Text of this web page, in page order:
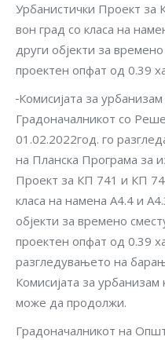
Урбанистички Проект
вон град со класа на
други објекти за
проектен опфат од 0.39
Комисијата за
Градоначалникот со
01.02.2022год. го
на Планска Програма за
Проект за КП 741 и КП
класа на намена А4.4 и
објекти за времено
проектен опфат од 0.39
разгледувањето на
Комисијата за урбанизам
може да продолжи.
Градоначалникот на